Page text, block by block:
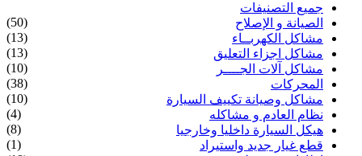
جميع التصنيفات
الصيانة و الإصلاح
(50)
مشاكل الكهربــاء
(13)
مشاكل اجزاء التعليق
(13)
مشاكل آلات الجــــر
(10)
المحركات
(38)
مشاكل وصيانة تكييف السيارة
(10)
نظام العادم و مشاكله
(4)
هيكل السيارة داخليا وخارجيا
(8)
قطع غيار جديد واستيراد
(1)